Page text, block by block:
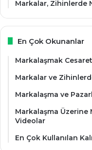
Markalar, Zihinlerde
En Çok Okunanlar
Markalaşmak
Markalar ve
Markalaşma ve
Markalaşma Üzerine
Videolar
En Çok Kullanılan